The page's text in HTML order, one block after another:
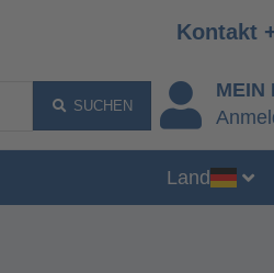
Kontakt
SUCHEN
MEIN
Land